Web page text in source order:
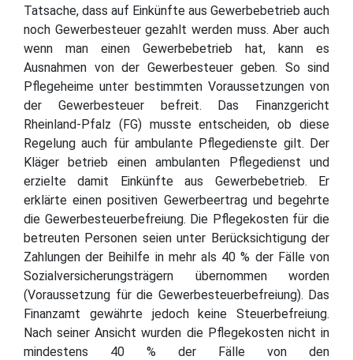
Tatsache, dass auf Einkünfte aus Gewerbebetrieb auch
noch Gewerbesteuer gezahlt werden muss. Aber auch
wenn man einen Gewerbebetrieb hat, kann es
Ausnahmen von der Gewerbesteuer geben. So sind
Pflegeheime unter bestimmten Voraussetzungen von
der Gewerbesteuer befreit. Das Finanzgericht
Rheinland-Pfalz (FG) musste entscheiden, ob diese
Regelung auch für ambulante Pflegedienste gilt. Der
Kläger betrieb einen ambulanten Pflegedienst und
erzielte damit Einkünfte aus Gewerbebetrieb. Er
erklärte einen positiven Gewerbeertrag und begehrte
die Gewerbesteuerbefreiung. Die Pflegekosten für die
betreuten Personen seien unter Berücksichtigung der
Zahlungen der Beihilfe in mehr als 40 % der Fälle von
Sozialversicherungsträgern übernommen worden
(Voraussetzung für die Gewerbesteuerbefreiung). Das
Finanzamt gewährte jedoch keine Steuerbefreiung.
Nach seiner Ansicht wurden die Pflegekosten nicht in
mindestens 40 % der Fälle von den